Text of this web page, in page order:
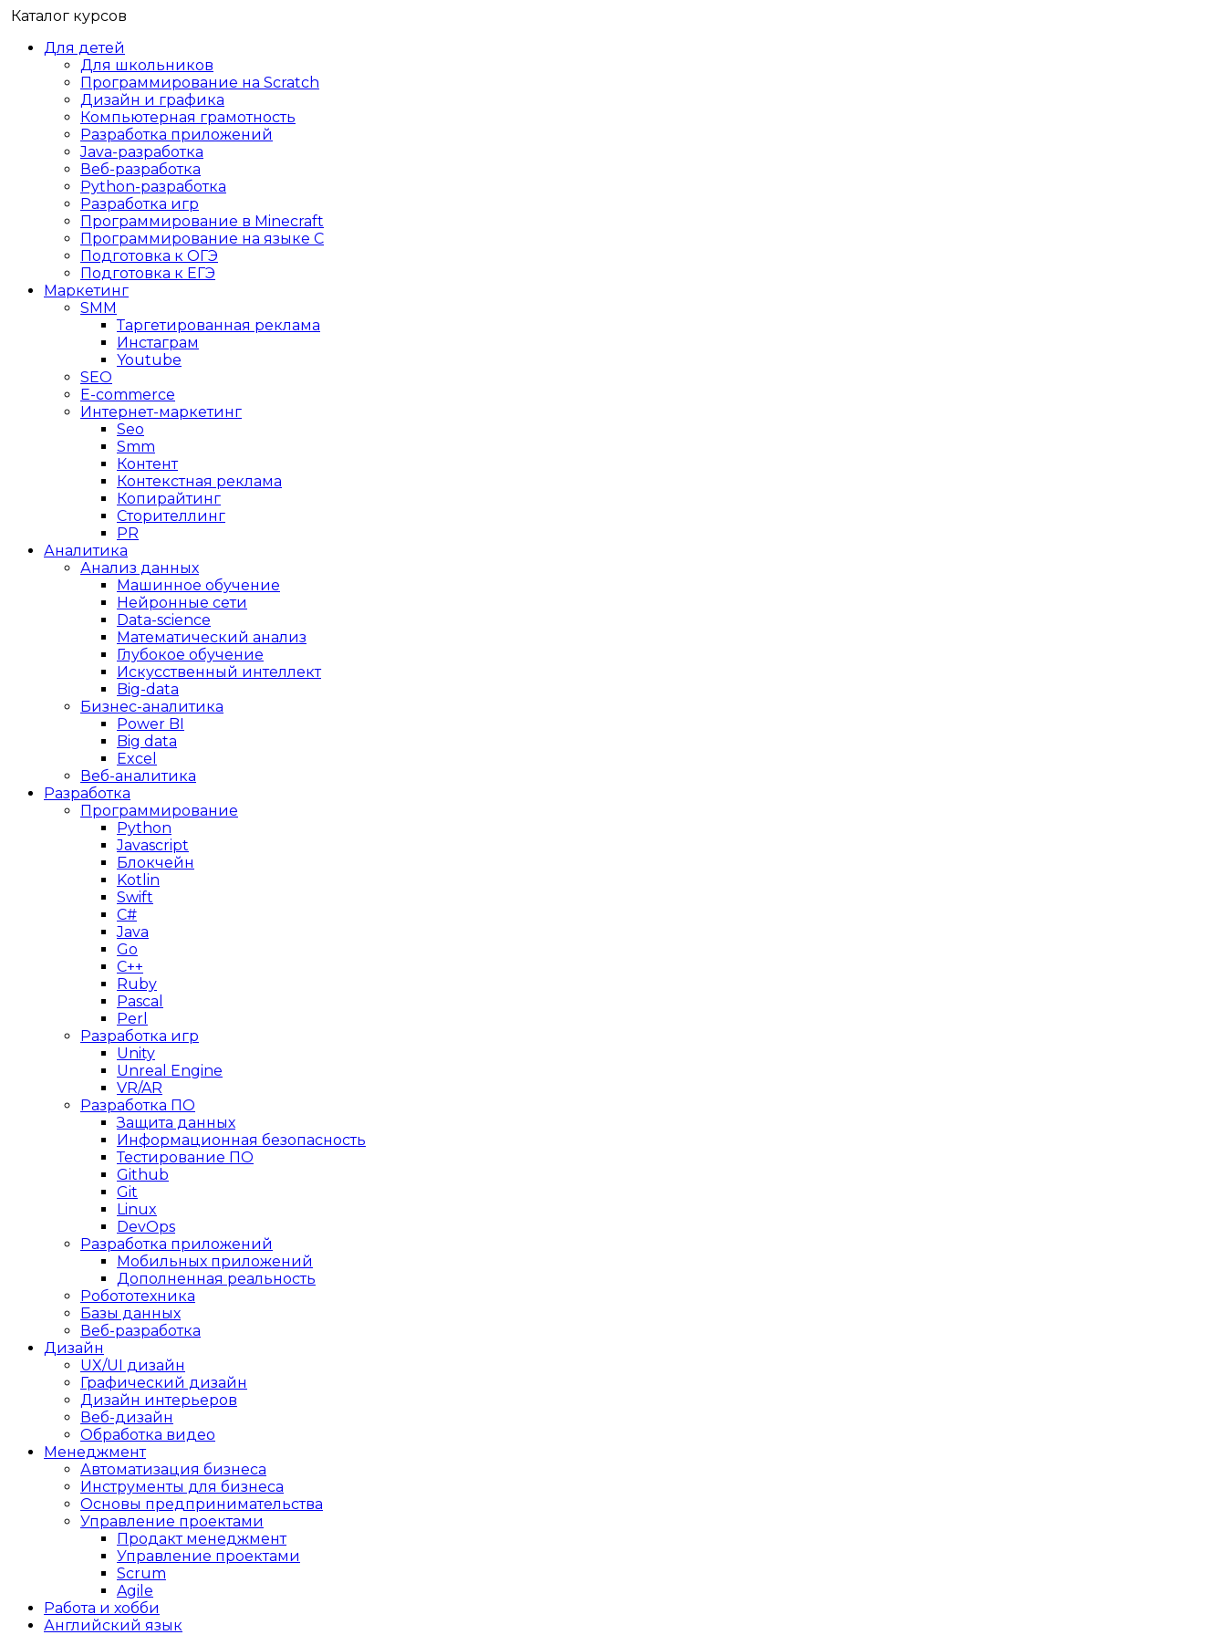
Каталог курсов
Для детей
Для школьников
Программирование на Scratch
Дизайн и графика
Компьютерная грамотность
Разработка приложений
Java-разработка
Веб-разработка
Python-разработка
Разработка игр
Программирование в Minecraft
Программирование на языке C
Подготовка к ОГЭ
Подготовка к ЕГЭ
Маркетинг
SMM
Таргетированная реклама
Инстаграм
Youtube
SEO
E-сommerce
Интернет-маркетинг
Seo
Smm
Контент
Контекстная реклама
Копирайтинг
Сторителлинг
PR
Аналитика
Анализ данных
Машинное обучение
Нейронные сети
Data-science
Математический анализ
Глубокое обучение
Искусственный интеллект
Big-data
Бизнес-аналитика
Power BI
Big data
Excel
Веб-аналитика
Разработка
Программирование
Python
Javascript
Блокчейн
Kotlin
Swift
C#
Java
Go
C++
Ruby
Pascal
Perl
Разработка игр
Unity
Unreal Engine
VR/AR
Разработка ПО
Защита данных
Информационная безопасность
Тестирование ПО
Github
Git
Linux
DevOps
Разработка приложений
Мобильных приложений
Дополненная реальность
Робототехника
Базы данных
Веб-разработка
Дизайн
UX/UI дизайн
Графический дизайн
Дизайн интерьеров
Веб-дизайн
Обработка видео
Менеджмент
Автоматизация бизнеса
Инструменты для бизнеса
Основы предпринимательства
Управление проектами
Продакт менеджмент
Управление проектами
Scrum
Agile
Работа и хобби
Английский язык